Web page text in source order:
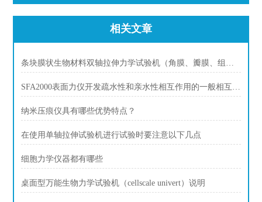
相关文章
条块膜状生物材料双轴拉伸力学试验机（角膜、瓣膜、组织）
SFA2000表面力仪开发疏水性和亲水性相互作用的一般相互作用潜力
纳米压痕仪具有哪些优势特点？
在使用单轴拉伸试验机进行试验时要注意以下几点
细胞力学仪器都有哪些
桌面型万能生物力学试验机（cellscale univert）说明